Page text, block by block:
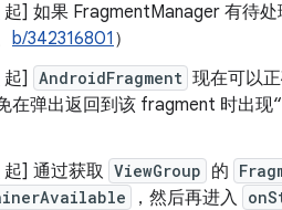
起] 如果 FragmentManager 有待
b/342316801 ）
起] AndroidFragment 现在可以
在弹出返回到该 fragment 时出现
起] 通过获取 ViewGroup 的
，然后再进入